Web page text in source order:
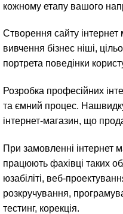
кожному етапу вашого
Створення сайту інтернет
вивчення бізнес ніші,
портрета поведінки
Розробка професійних
та ємний процес.
інтернет-магазин, що
При замовленні інтернет
працюють фахівці таких
юзабіліті, веб-
розкручування,
тестинг, корекція.